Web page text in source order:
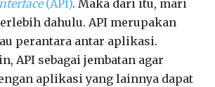
(API). Maka dari itu, mari
dahulu. API merupakan
perantara antar aplikasi.
API sebagai jembatan agar
aplikasi yang lainnya dapat